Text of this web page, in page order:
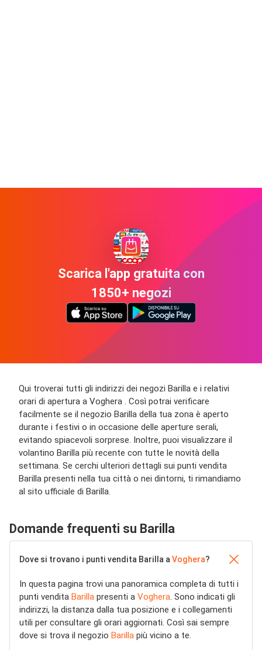
Scarica l'app gratuita con
1850+ negozi
Qui troverai tutti gli indirizzi dei negozi Barilla e i relativi
orari di apertura a Voghera . Così potrai verificare
facilmente se il negozio Barilla della tua zona è aperto
durante i festivi o in occasione delle aperture serali,
evitando spiacevoli sorprese. Inoltre, puoi visualizzare il
volantino Barilla più recente con tutte le novità della
settimana. Se cerchi ulteriori dettagli sui punti vendita
Barilla presenti nella tua città o nei dintorni, ti rimandiamo
al sito ufficiale di Barilla.
Domande frequenti su Barilla
Dove si trovano i punti vendita Barilla a Voghera?
In questa pagina trovi una panoramica completa di tutti i
punti vendita Barilla presenti a Voghera. Sono indicati gli
indirizzi, la distanza dalla tua posizione e i collegamenti
utili per consultare gli orari aggiornati. Così sai sempre
dove si trova il negozio Barilla più vicino a te.